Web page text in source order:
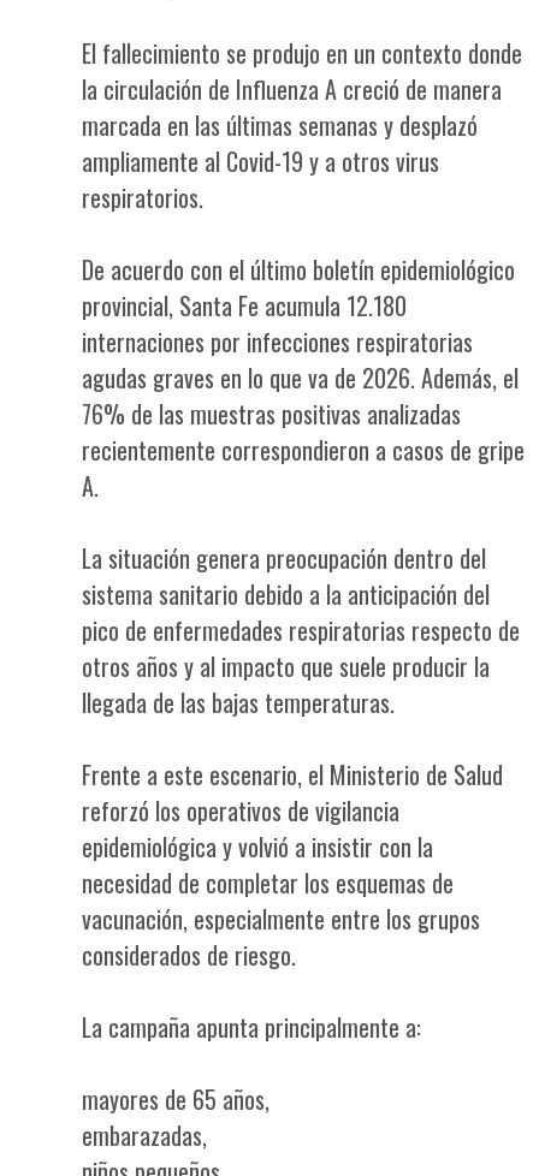
El fallecimiento se produjo en un contexto donde
la circulación de Influenza A creció de manera
marcada en las últimas semanas y desplazó
ampliamente al Covid-19 y a otros virus
respiratorios.
De acuerdo con el último boletín epidemiológico
provincial, Santa Fe acumula 12.180
internaciones por infecciones respiratorias
agudas graves en lo que va de 2026. Además, el
76% de las muestras positivas analizadas
recientemente correspondieron a casos de gripe
A.
La situación genera preocupación dentro del
sistema sanitario debido a la anticipación del
pico de enfermedades respiratorias respecto de
otros años y al impacto que suele producir la
llegada de las bajas temperaturas.
Frente a este escenario, el Ministerio de Salud
reforzó los operativos de vigilancia
epidemiológica y volvió a insistir con la
necesidad de completar los esquemas de
vacunación, especialmente entre los grupos
considerados de riesgo.
La campaña apunta principalmente a:
mayores de 65 años,
embarazadas,